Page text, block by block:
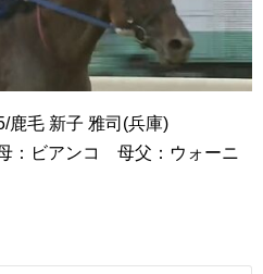
鹿毛 新子 雅司(兵庫)
：ビアンコ 母父：ウォーニ